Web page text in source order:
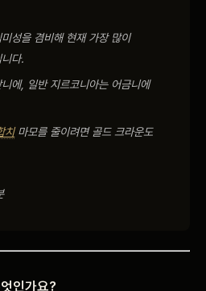
성을 겸비해 현재 가장 많이
다.
니에, 일반지르코니아는 어금니에
치 마모를 줄이려면 골드 크라운도
인가요?